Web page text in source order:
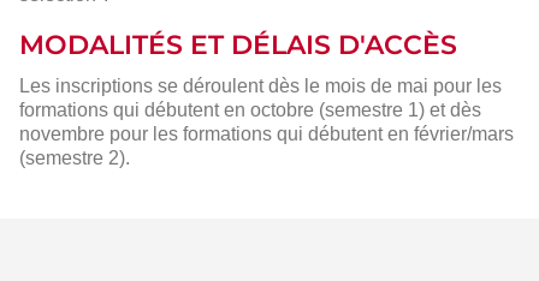
MODALITÉS ET DÉLAIS D'ACCÈS
Les inscriptions se déroulent dès le mois de mai pour les
formations qui débutent en octobre (semestre 1) et dès
novembre pour les formations qui débutent en février/mars
(semestre 2).